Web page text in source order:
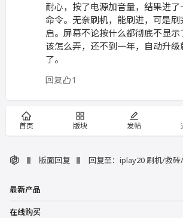
耐心，按了电源加音量，结果进
命令。无奈刷机，能刷进，可是
启。屏幕不论按什么都彻底不显
该怎么弄，还不到一年，自动升
了。
回复 1
首页 版块 发帖
版面回复 回复至：iplay20 刷机/救
最新产品
在线购买